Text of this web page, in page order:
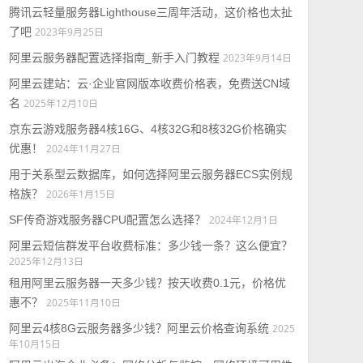
腾讯云轻量服务器Lighthouse三周年活动，这价格也太扯
了吧 2023年9月25日
阿里云服务器配置选择指南_新手入门教程 2023年9月14日
阿里云建站：云·企业官网版本收费价格表，免费送CN域
名 2025年12月10日
京东云游戏服务器4核16G、4核32G和8核32G价格确实
优惠！
2024年11月27日
用于关系型云数据库，如何选择阿里云服务器ECS实例规
格族？
2026年1月15日
SF传奇游戏服务器CPU配置怎么选择？
2024年12月1日
阿里云短信群发平台收费标准：多少钱一条？这么便宜？
2025年12月13日
租用阿里云服务器一天多少钱？按天收费0.1元，价格优
惠不？
2025年11月10日
阿里云4核8G云服务器多少钱？阿里云价格查询系统 2025
年10月15日